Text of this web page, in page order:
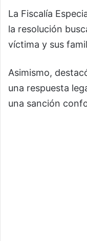
La Fiscalía
la resolución
víctima y sus
Asimismo,
una respuesta
una sanción